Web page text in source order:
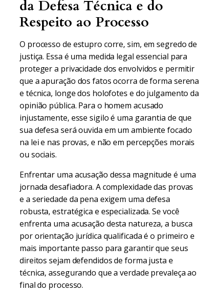
da Defesa Técnica e do
Respeito ao Processo
O processo de estupro corre, sim, em segredo de
justiça. Essa é uma medida legal essencial para
proteger a privacidade dos envolvidos e permitir
que a apuração dos fatos ocorra de forma serena
e técnica, longe dos holofotes e do julgamento da
opinião pública. Para o homem acusado
injustamente, esse sigilo é uma garantia de que
sua defesa será ouvida em um ambiente focado
na lei e nas provas, e não em percepções morais
ou sociais.
Enfrentar uma acusação dessa magnitude é uma
jornada desafiadora. A complexidade das provas
e a seriedade da pena exigem uma defesa
robusta, estratégica e especializada. Se você
enfrenta uma acusação desta natureza, a busca
por orientação jurídica qualificada é o primeiro e
mais importante passo para garantir que seus
direitos sejam defendidos de forma justa e
técnica, assegurando que a verdade prevaleça ao
final do processo.